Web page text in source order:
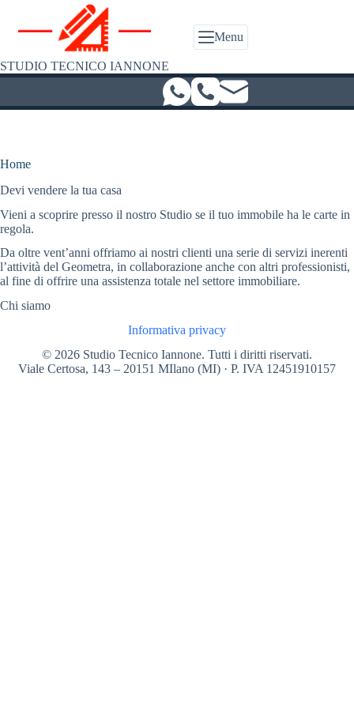
contenuto
STUDIO TECNICO IANNONE
Menu
Home
Devi vendere la tua casa
Vieni a scoprire presso il nostro Studio se il tuo immobile ha le carte in
regola.
Da oltre vent’anni offriamo ai nostri clienti una serie di servizi inerenti
l’attività del Geometra, in collaborazione anche con altri professionisti,
al fine di offrire una assistenza totale nel settore immobiliare.
Chi siamo
Informativa privacy
© 2026 Studio Tecnico Iannone. Tutti i diritti riservati.
Viale Certosa, 143 – 20151 MIlano (MI) · P. IVA 12451910157